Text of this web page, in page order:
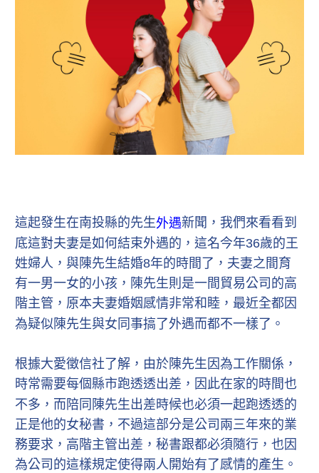
這起發生在南投縣的先生外遇新聞，我們來看看到
底這對夫妻是如何結束外遇的，這名今年36歲的王
姓婦人，與陳先生結婚8年的時間了，夫妻之間育
有一男一女的小孩，陳先生則是一間貿易公司的高
階主管，原本夫妻婚姻感情非常和睦，最近全都因
為疑似陳先生與女同事搞了外遇而都不一樣了。
根據大愛徵信社了解，由於陳先生因為工作關係，
時常需要每個縣市跑透透出差，因此在家的時間也
不多，而陪同陳先生出差時候也必須一起跑透透的
正是他的女秘書，不過這部分是公司兩三年來的業
務要求，高階主管出差，秘書跟都必須隨行，也因
為公司的這樣規定使得兩人開始有了感情的產生。